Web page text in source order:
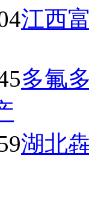
江西
多氟
湖北